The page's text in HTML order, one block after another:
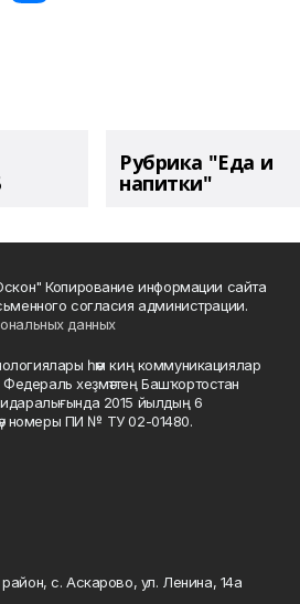
Рубрика "Еда и
напитки"
Копирование информации сайта
согласия администрации.
данных
һәм киң коммуникациялар
Федераль хеҙмәттең Башҡортостан
2015 йылдың 6
номеры ПИ № ТУ 02-01480.
с. Аскарово, ул. Ленина, 14а